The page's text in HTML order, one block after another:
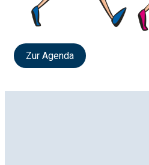
Zur Agenda